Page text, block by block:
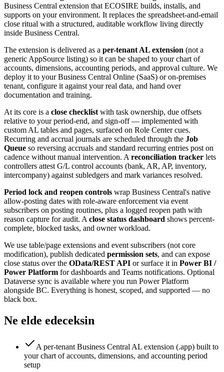
Business Central extension that ECOSIRE builds, installs, and
supports on your environment. It replaces the spreadsheet-and-email
close ritual with a structured, auditable workflow living directly
inside Business Central.
The extension is delivered as a per-tenant AL extension (not a
generic AppSource listing) so it can be shaped to your chart of
accounts, dimensions, accounting periods, and approval culture. We
deploy it to your Business Central Online (SaaS) or on-premises
tenant, configure it against your real data, and hand over
documentation and training.
At its core is a close checklist with task ownership, due offsets
relative to your period-end, and sign-off — implemented with
custom AL tables and pages, surfaced on Role Center cues.
Recurring and accrual journals are scheduled through the Job
Queue so reversing accruals and standard recurring entries post on
cadence without manual intervention. A reconciliation tracker lets
controllers attest G/L control accounts (bank, AR, AP, inventory,
intercompany) against subledgers and mark variances resolved.
Period lock and reopen controls wrap Business Central's native
allow-posting dates with role-aware enforcement via event
subscribers on posting routines, plus a logged reopen path with
reason capture for audit. A close status dashboard shows percent-
complete, blocked tasks, and owner workload.
We use table/page extensions and event subscribers (not core
modification), publish dedicated permission sets, and can expose
close status over the OData/REST API or surface it in Power BI /
Power Platform for dashboards and Teams notifications. Optional
Dataverse sync is available where you run Power Platform
alongside BC. Everything is honest, scoped, and supported — no
black box.
Ne elde edeceksin
A per-tenant Business Central AL extension (.app) built to
your chart of accounts, dimensions, and accounting period
setup